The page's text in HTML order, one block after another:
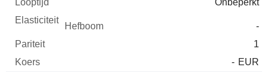
Onbeperkt
-
1
- EUR